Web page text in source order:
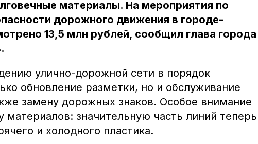
материалы. На мероприятия по
дорожного движения в городе-
13,5 млн рублей, сообщил глава города
улично-дорожной сети в порядок
обновление разметки, но и обслуживание
замену дорожных знаков. Особое внимание
материалов: значительную часть линий теперь
и холодного пластика.